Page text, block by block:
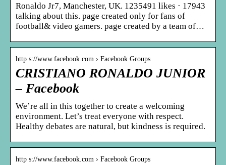
Ronaldo Jr7, Manchester, UK. 1235491 likes · 17943
talking about this. page created only for fans of
football& video gamers. page created by a team of…
http s://www.facebook.com › Facebook Groups
CRISTIANO RONALDO JUNIOR
– Facebook
We’re all in this together to create a welcoming
environment. Let’s treat everyone with respect.
Healthy debates are natural, but kindness is required.
http s://www.facebook.com › Facebook Groups